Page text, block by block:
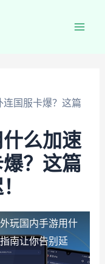
连国服卡爆？这篇
么加速
？这篇
玩国内手游用什
南让你告别延